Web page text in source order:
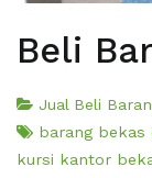
Beli
Jual Beli
barang bekas
kursi kantor